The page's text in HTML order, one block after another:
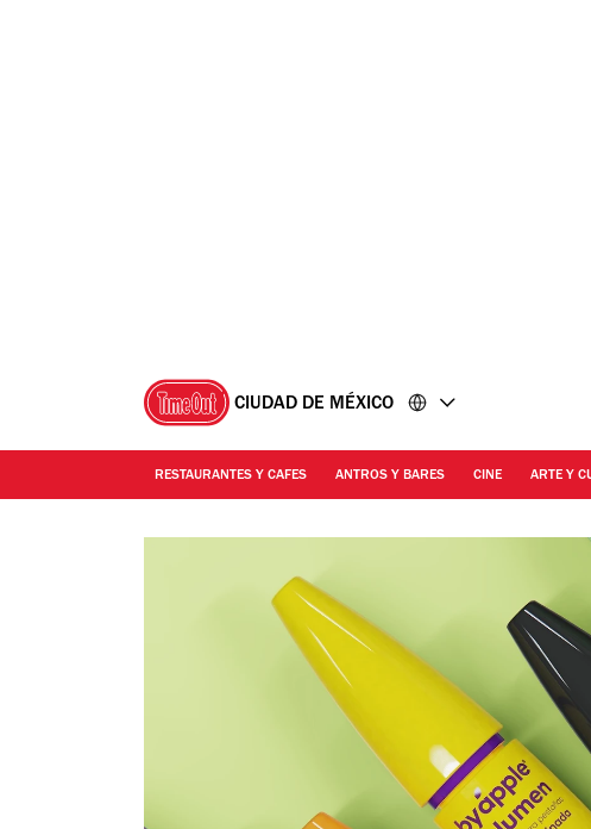
CIUDAD DE MÉXICO
RESTAURANTES Y CAFES ANTROS Y BARES CINE ARTE Y